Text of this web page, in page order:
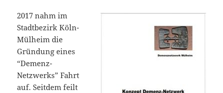
2017 nahm im
Stadtbezirk Köln-
Mülheim die
Gründung eines
“Demenz-
Netzwerks” Fahrt
auf. Seitdem feilt